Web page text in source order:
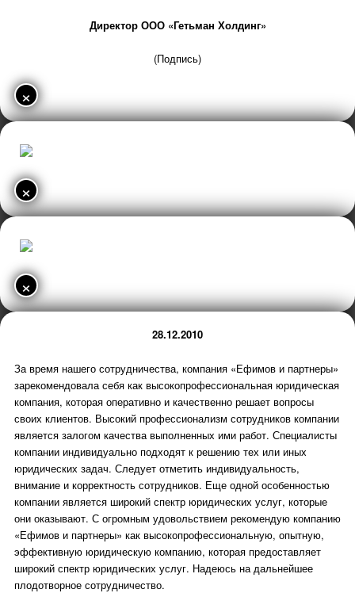
Директор ООО «Гетьман Холдинг»
(Подпись)
×
×
×
28.12.2010
За время нашего сотрудничества, компания «Ефимов и партнеры»
зарекомендовала себя как высокопрофессиональная юридическая
компания, которая оперативно и качественно решает вопросы
своих клиентов. Высокий профессионализм сотрудников компании
является залогом качества выполненных ими работ. Специалисты
компании индивидуально подходят к решению тех или иных
юридических задач. Следует отметить индивидуальность,
внимание и корректность сотрудников. Еще одной особенностью
компании является широкий спектр юридических услуг, которые
они оказывают. С огромным удовольствием рекомендую компанию
«Ефимов и партнеры» как высокопрофессиональную, опытную,
эффективную юридическую компанию, которая предоставляет
широкий спектр юридических услуг. Надеюсь на дальнейшее
плодотворное сотрудничество.